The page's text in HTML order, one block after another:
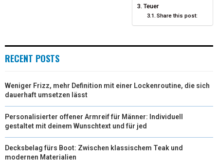
I
N
Teuer
Share this post:
RECENT POSTS
Weniger Frizz, mehr Definition mit einer Lockenroutine, die sich
dauerhaft umsetzen lässt
Personalisierter offener Armreif für Männer: Individuell
gestaltet mit deinem Wunschtext und für jed
Decksbelag fürs Boot: Zwischen klassischem Teak und
modernen Materialien